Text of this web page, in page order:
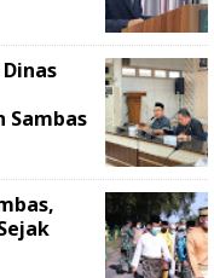
Sambas